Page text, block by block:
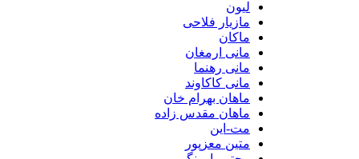
مازیار فلاحی
مانی ارمغان
مانی رهنما
مانی کاکاوند
ماهان بهرام خان
ماهان مقدس زاده
مت-این
متین معزپور